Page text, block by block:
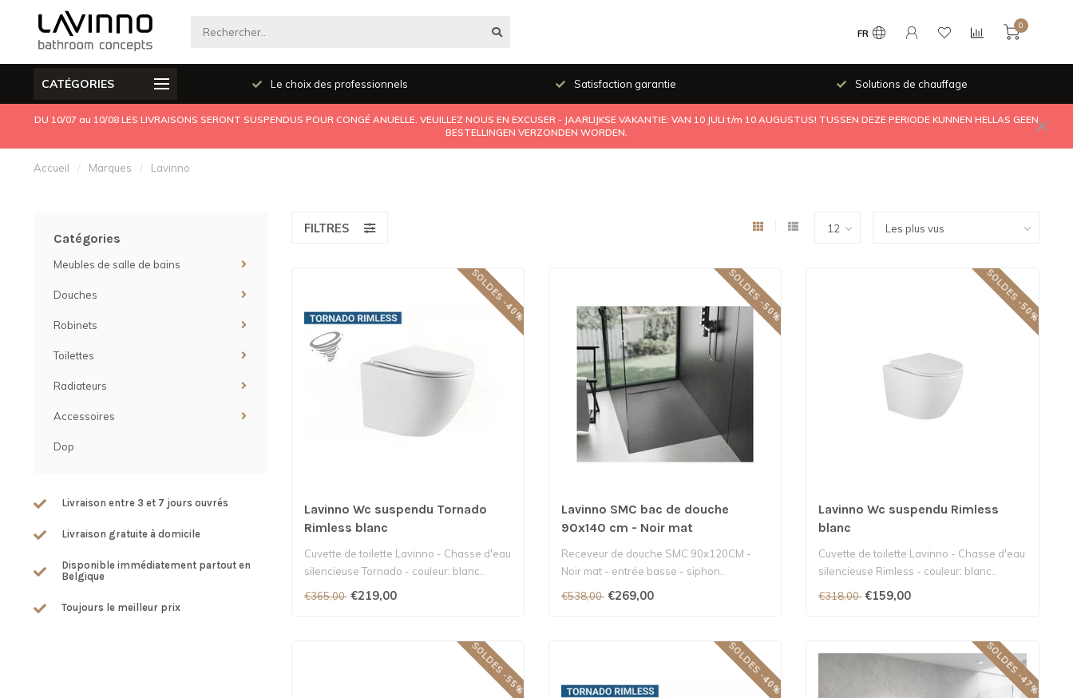
FR
0
CATÉGORIES
Produits de qualité Le choix des professionnels Satisfaction garantie Solutions de chauffage
DU 10/07 au 10/08 LES LIVRAISONS SERONT SUSPENDUS POUR CONGÉ ANUELLE. VEUILLEZ NOUS EN EXCUSER - JAARLIJKSE VAKANTIE: VAN 10 JULI t/m 10 AUGUSTUS! TUSSEN DEZE PERIODE KUNNEN HELLAS GEEN
BESTELLINGEN VERZONDEN WORDEN.
Accueil / Marques / Lavinno
Catégories
Meubles de salle de bains
Douches
Robinets
Toilettes
Radiateurs
Accessoires
Dop
Livraison entre 3 et 7 jours ouvrés
Livraison gratuite à domicile
Disponible immédiatement partout en
Belgique
Toujours le meilleur prix
FILTRES
SOLDES -40%
Lavinno Wc suspendu Tornado
Rimless blanc
Cuvette de toilette Lavinno - Chasse d'eau
silencieuse Tornado - couleur: blanc..
€365,00 €219,00
SOLDES -50%
Lavinno SMC bac de douche
90x140 cm - Noir mat
Receveur de douche SMC 90x120CM -
Noir mat - entrée basse - siphon..
€538,00 €269,00
SOLDES -50%
Lavinno Wc suspendu Rimless
blanc
Cuvette de toilette Lavinno - Chasse d'eau
silencieuse Rimless - couleur: blanc..
€318,00 €159,00
SOLDES -55% SOLDES -40% SOLDES -47%